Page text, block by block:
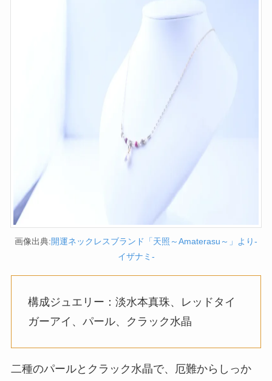
画像出典:開運ネックレスブランド「天照～Amaterasu～」より-
イザナミ-
構成ジュエリー：淡水本真珠、レッドタイ
ガーアイ、パール、クラック水晶
二種のパールとクラック水晶で、厄難からしっか